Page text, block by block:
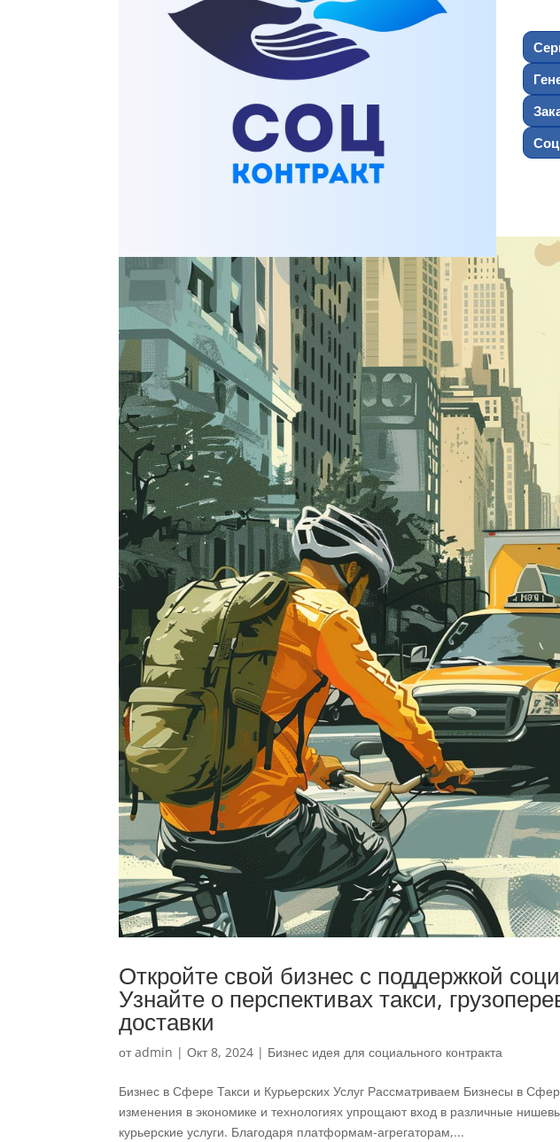
Откройте свой бизнес с поддержкой
Узнайте о перспективах такси,
доставки
отadmin |Окт 8, 2024 | Бизнес идея для социального контракта
Бизнес в Сфере Такси и Курьерских Услуг Рассматриваем Бизнесы в
изменения в экономике и технологиях упрощают вход в различные
курьерские услуги. Благодаря платформам-агрегаторам,...